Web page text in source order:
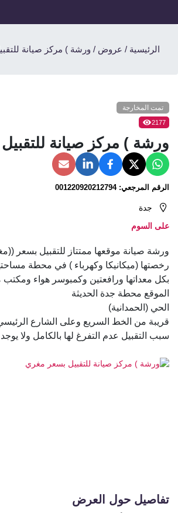
الرئيسية / عروض / ورشة ) مركز صيانة
تمت المخارجة
2177
ورشة ) مركز صيانة
الرقم المرجعي: 001220920212794
جدة
على السوم
ورشة صيانة موقعها ممتتاز للتقبيل بسعر
بكل معداتها ورافعتين وكمبوسر هواء
الموقع محطة جدة الحديثة
الحي (الحمدانية)
قريبة من الخط السريع وعلى الشارع الرئيسي
سبب التقبيل عدم التفرغ لها بالكامل ولا
تفاصيل حول العرض